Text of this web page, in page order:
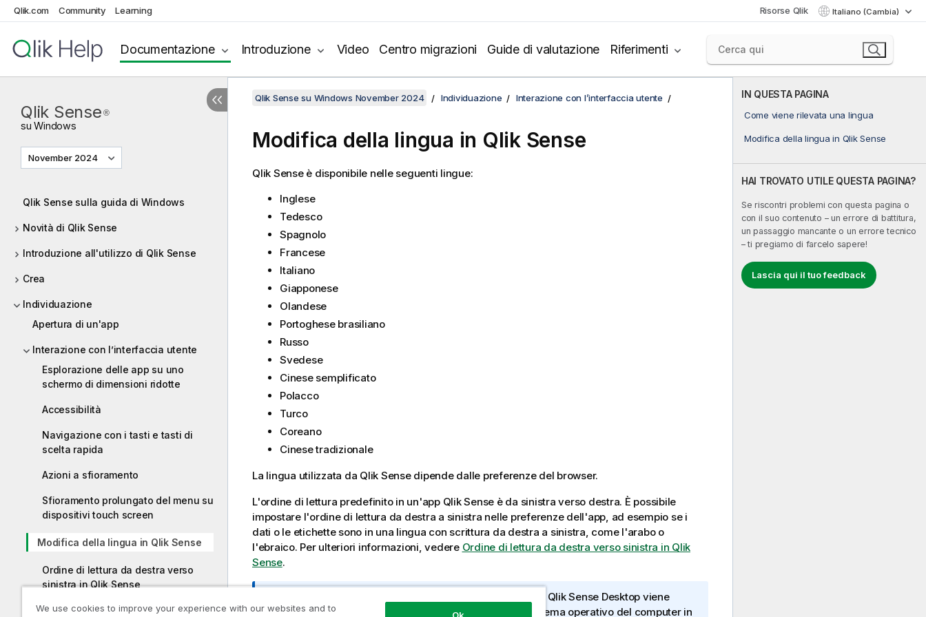
Qlik.com Community Learning Risorse Qlik Italiano (Cambia)
Documentazione Introduzione Video Centro migrazioni Guide di valutazione Riferimenti
Qlik Sense ®
suWindows
November 2024
Qlik Sense sulla guida di Windows
Novità di Qlik Sense
Introduzione all'utilizzo di Qlik Sense
Crea
Individuazione
Apertura di un'app
Interazione con l’interfaccia utente
Esplorazione delle app su uno
schermo di dimensioni ridotte
Accessibilità
Navigazione con i tasti e tasti di
scelta rapida
Azioni a sfioramento
Sfioramento prolungato del menu su
dispositivi touch screen
Modifica della lingua in Qlik Sense
Ordine di lettura da destra verso
sinistra in Qlik Sense
Annullamento e ripetizione delle
IN QUESTA PAGINA
Come viene rilevata una lingua
Modifica della lingua in Qlik Sense
HAI TROVATO UTILE QUESTA PAGINA?
Se riscontri problemi con questa pagina o
con il suo contenuto – un errore di battitura,
un passaggio mancante o un errore tecnico
– ti pregiamo di farcelo sapere!
Lascia qui il tuo feedback
Qlik Sense su Windows November 2024 Individuazione Interazione con l’interfaccia utente
Modifica della lingua in Qlik Sense
Qlik Senseè disponibile nelle seguenti lingue:
Inglese
Tedesco
Spagnolo
Francese
Italiano
Giapponese
Olandese
Portoghese brasiliano
Russo
Svedese
Cinese semplificato
Polacco
Turco
Coreano
Cinese tradizionale
La lingua utilizzata da Qlik Sensedipende dalle preferenze del browser.
L'ordine di lettura predefinito in un'app Qlik Sense è da sinistra verso destra. È possibile
impostare l'ordine di lettura da destra a sinistra nelle preferenze dell'app, ad esempio se i
dati o le etichette sono in una lingua con scrittura da destra a sinistra, come l'arabo o
l'ebraico. Per ulteriori informazioni, vedere Ordine di lettura da destra verso sinistra in Qlik
Sense.
o
Qlik Sense Desktop viene
eseguito in una finestra separata, nella lingua del sistema operativo del computer in
We use cookies to improve your experience with our websites and to